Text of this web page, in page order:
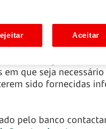
de dados pessoais
que seja
sido fornecidas
pelo banco
Aceitar